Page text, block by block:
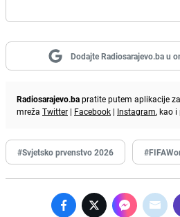
Dodajte Radiosarajevo.ba u
Radiosarajevo.bapratite putem aplikacije za
mreža Twitter | Facebook | Instagram, kao
#Svjetsko prvenstvo 2026